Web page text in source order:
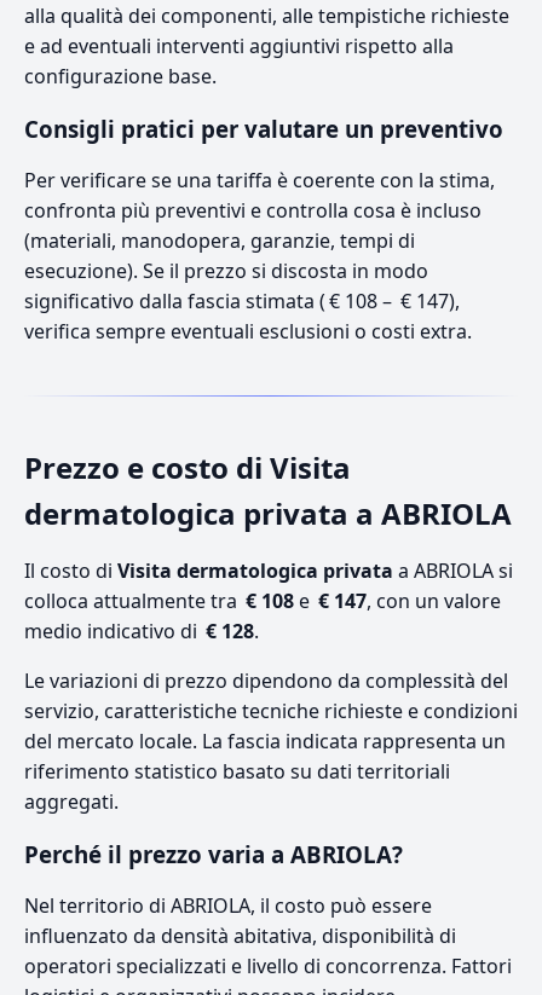
alla qualità dei componenti, alle tempistiche richieste
e ad eventuali interventi aggiuntivi rispetto alla
configurazione base.
Consigli pratici per valutare un preventivo
Per verificare se una tariffa è coerente con la stima,
confronta più preventivi e controlla cosa è incluso
(materiali, manodopera, garanzie, tempi di
esecuzione). Se il prezzo si discosta in modo
significativo dalla fascia stimata ( € 108 – € 147),
verifica sempre eventuali esclusioni o costi extra.
Prezzo e costo di Visita
dermatologica privata a ABRIOLA
Il costo di Visita dermatologica privata a ABRIOLA si
colloca attualmente tra € 108e € 147, con un valore
medio indicativo di € 128.
Le variazioni di prezzo dipendono da complessità del
servizio, caratteristiche tecniche richieste e condizioni
del mercato locale. La fascia indicata rappresenta un
riferimento statistico basato su dati territoriali
aggregati.
Perché il prezzo varia a ABRIOLA?
Nel territorio di ABRIOLA, il costo può essere
influenzato da densità abitativa, disponibilità di
operatori specializzati e livello di concorrenza. Fattori